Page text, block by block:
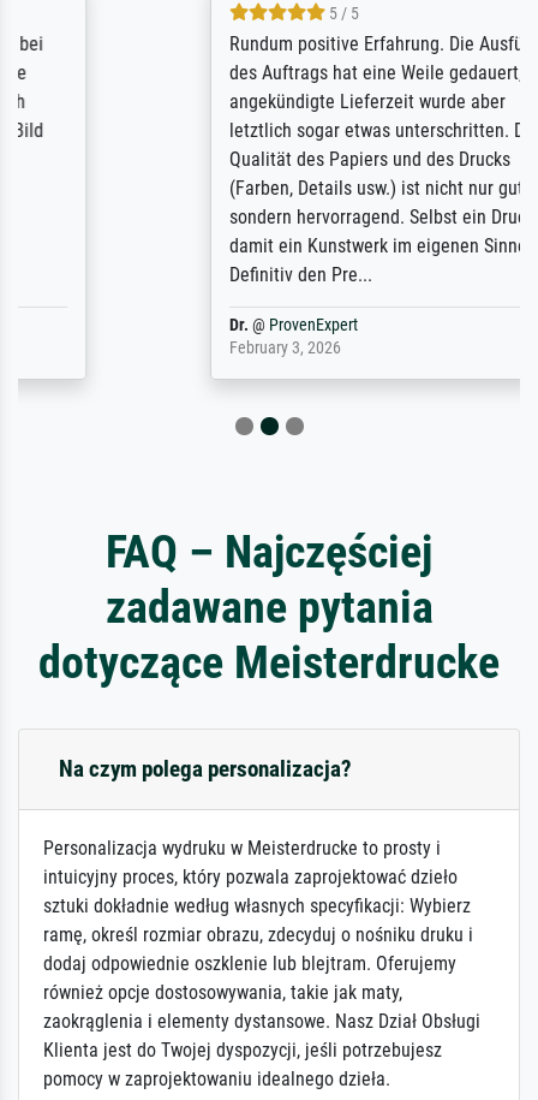
Rundum positive Erfahrung. Die Ausführung
des Auftrags hat eine Weile gedauert, die
angekündigte Lieferzeit wurde aber
letztlich sogar etwas unterschritten. Die
Qualität des Papiers und des Drucks
(Farben, Details usw.) ist nicht nur gut,
sondern hervorragend. Selbst ein Druck ist
damit ein Kunstwerk im eigenen Sinne.
Definitiv den Pre...
FAQ – Najczęściej
zadawane pytania
dotyczące Meisterdrucke
Na czym polega personalizacja?
Personalizacja wydruku w Meisterdrucke to prosty i
intuicyjny proces, który pozwala zaprojektować dzieło
sztuki dokładnie według własnych specyfikacji: Wybierz
ramę, określ rozmiar obrazu, zdecyduj o nośniku druku i
dodaj odpowiednie oszklenie lub blejtram. Oferujemy
również opcje dostosowywania, takie jak maty,
zaokrąglenia i elementy dystansowe. Nasz Dział Obsługi
Klienta jest do Twojej dyspozycji, jeśli potrzebujesz
pomocy w zaprojektowaniu idealnego dzieła.